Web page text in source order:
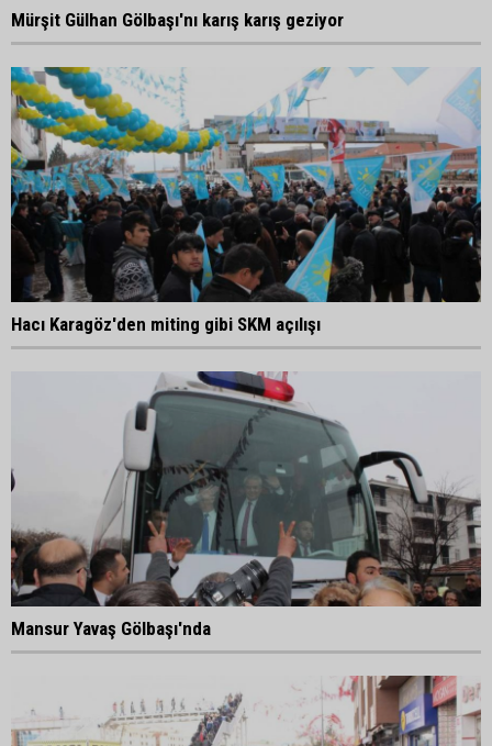
Mürşit Gülhan Gölbaşı'nı karış karış geziyor
Hacı Karagöz'den miting gibi SKM açılışı
Mansur Yavaş Gölbaşı'nda